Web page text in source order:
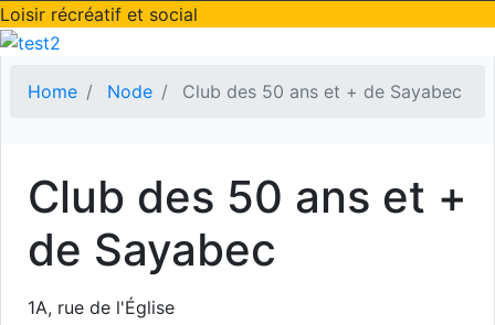
Loisir récréatif et social
Home Node Club des 50 ans et + de Sayabec
Club des 50 ans et +
de Sayabec
1A, rue de l'Église